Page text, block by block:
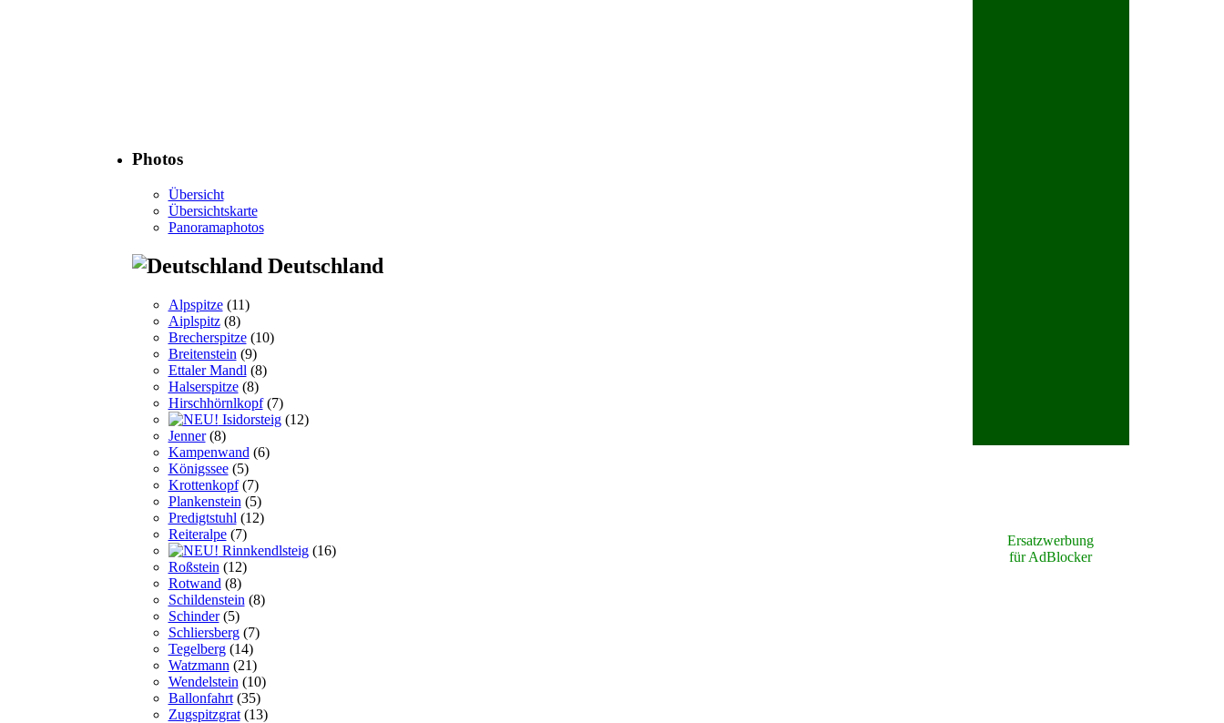
Ersatzwerbung
für AdBlocker
Photos
Übersicht
Übersichtskarte
Panoramaphotos
Deutschland
Alpspitze(11)
Aiplspitz(8)
Brecherspitze(10)
Breitenstein (9)
Ettaler Mandl (8)
Halserspitze(8)
Hirschhörnlkopf(7)
Isidorsteig(12)
Jenner(8)
Kampenwand (6)
Königssee(5)
Krottenkopf(7)
Plankenstein (5)
Predigtstuhl (12)
Reiteralpe(7)
Rinnkendlsteig(16)
Roßstein (12)
Rotwand (8)
Schildenstein (8)
Schinder(5)
Schliersberg(7)
Tegelberg(14)
Watzmann (21)
Wendelstein (10)
Ballonfahrt(35)
Zugspitzgrat(13)